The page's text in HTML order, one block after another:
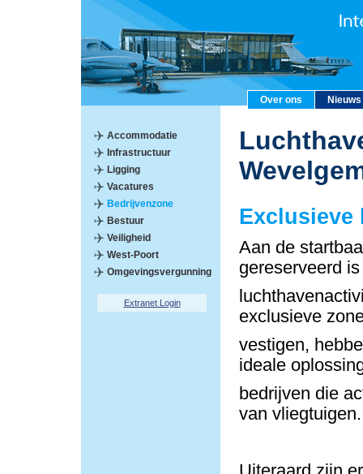
Over ons Nieuws
Accommodatie
Infrastructuur
Ligging
Vacatures
Bedrijvenzone
Bestuur
Veiligheid
West-Poort
Omgevingsvergunning
Extranet Login
Exclusieve
Aan de
gereserveerd
exclusieve
vestigen,
ideale
bedrijven die
van vliegtuigen.